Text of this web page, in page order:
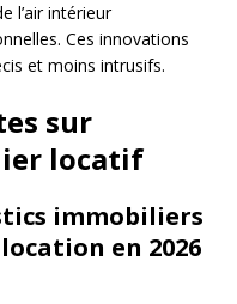
l’air intérieur
Ces innovations
et moins intrusifs.
sur
locatif
immobiliers
en 2026